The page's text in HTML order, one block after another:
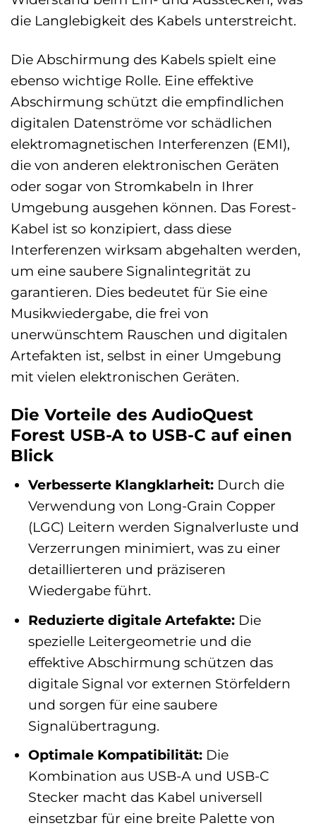
die Langlebigkeit des Kabels unterstreicht.
Die Abschirmung des Kabels spielt eine
ebenso wichtige Rolle. Eine effektive
Abschirmung schützt die empfindlichen
digitalen Datenströme vor schädlichen
elektromagnetischen Interferenzen (EMI),
die von anderen elektronischen Geräten
oder sogar von Stromkabeln in Ihrer
Umgebung ausgehen können. Das Forest-
Kabel ist so konzipiert, dass diese
Interferenzen wirksam abgehalten werden,
um eine saubere Signalintegrität zu
garantieren. Dies bedeutet für Sie eine
Musikwiedergabe, die frei von
unerwünschtem Rauschen und digitalen
Artefakten ist, selbst in einer Umgebung
mit vielen elektronischen Geräten.
Die Vorteile des AudioQuest
Forest USB-A to USB-C auf einen
Blick
Verbesserte Klangklarheit:Durch die
Verwendung von Long-Grain Copper
(LGC) Leitern werden Signalverluste und
Verzerrungen minimiert, was zu einer
detaillierteren und präziseren
Wiedergabe führt.
Reduzierte digitale Artefakte:Die
spezielle Leitergeometrie und die
effektive Abschirmung schützen das
digitale Signal vor externen Störfeldern
und sorgen für eine saubere
Signalübertragung.
Optimale Kompatibilität:Die
Kombination aus USB-A und USB-C
Stecker macht das Kabel universell
einsetzbar für eine breite Palette von